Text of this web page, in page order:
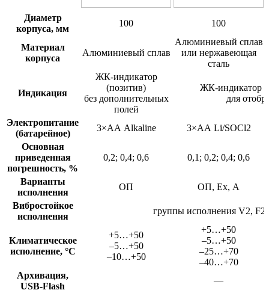
Диаметр
корпуса, мм
100 100
Материал
корпуса
Алюминиевый сплав
Алюминиевый сплав
или нержавеющая
сталь
Индикация
ЖК-индикатор
(позитив)
без дополнительных
полей
ЖК-индикатор
для
Электропитание
(батарейное)
3×АА Alkaline
3×АА Li/SOCl2
Основная
приведенная
погрешность, %
0,2; 0,4; 0,6 0,1; 0,2; 0,4; 0,6
Варианты
исполнения
ОП
ОП, Ех, A
Вибростойкое
исполнения
группы исполнения V2,
Климатическое
исполнение, °C
+5…+50
–5…+50
–10…+50
+5…+50
–5…+50
–25…+70
–40…+70
Архивация,
USB-Flash
—